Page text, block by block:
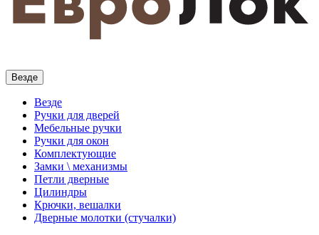
Везде
Везде
Ручки для дверей
Мебельные ручки
Ручки для окон
Комплектующие
Замки \ механизмы
Петли дверные
Цилиндры
Крючки, вешалки
Дверные молотки (стучалки)